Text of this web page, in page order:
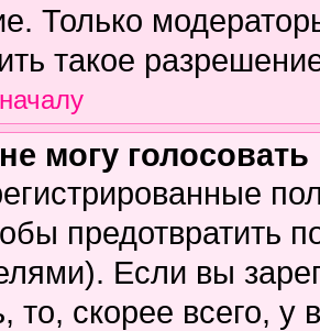
Только
такое
могу
предотвратить
Если вы
то, скорее всего,